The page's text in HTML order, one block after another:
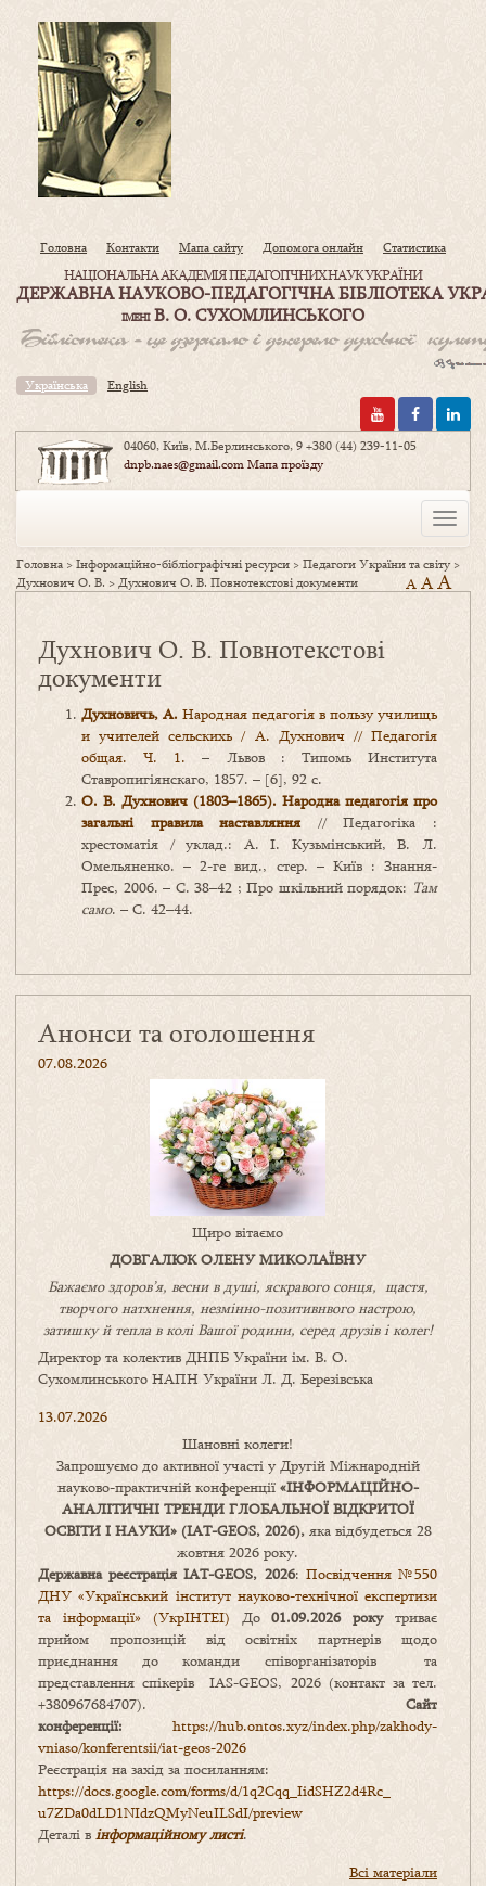
Головна Контакти Мапа сайту Допомога онлайн Статистика
НАЦІОНАЛЬНА АКАДЕМІЯ ПЕДАГОГІЧНИХ НАУК УКРАЇНИ
ДЕРЖАВНА НАУКОВО-ПЕДАГОГІЧНА БІБЛІОТЕКА
ІМЕНІВ. О. СУХОМЛИНСЬКОГО
Українська English
04060, Київ, М.Берлинського, 9+380 (44) 239-11-05
dnpb.naes@gmail.comМапа проїзду
Toggle
Головна >Інформаційно-бібліографічні ресурси >Педагоги України та світу>
Духнович О. В. >Духнович О. В. Повнотекстові документи A AA
Духнович О. В. Повнотекстові
документи
Духновичь, А. Народная педагогія в пользу училищь
и учителей сельскихь / А. Духнович // Педагогія
общая. Ч. 1. – Львов : Типомь Института
Ставропигіянскаго, 1857. – [6], 92 с.
О. В. Духнович (1803–1865). Народна педагогія про
загальні правила наставляння // Педагогіка :
хрестоматія / уклад.: А. І. Кузьмінський, В. Л.
Омельяненко. – 2-ге вид., стер. – Київ : Знання-
Прес, 2006. – С. 38–42 ; Про шкільний порядок: Там
само. – С. 42–44.
Анонси та оголошення
07.08.2026
Щиро вітаємо
ДОВГАЛЮК ОЛЕНУ МИКОЛАЇВНУ
Бажаємо здоров’я, весни в душі, яскравого сонця, щастя,
творчого натхнення, незмінно-позитивнвого настрою,
затишкуйтепла в коліВашоїродини, серед друзів і колег!
Директор та колектив ДНПБ України ім. В. О.
Сухомлинського НАПН України Л. Д. Березівська
13.07.2026
Шановні колеги!
Запрошуємо до активної участі у Другій Міжнародній
науково-практичній конференції «ІНФОРМАЦІЙНО-
АНАЛІТИЧНІ ТРЕНДИ ГЛОБАЛЬНОЇ ВІДКРИТОЇ
ОСВІТИ І НАУКИ» (IAT-GEOS, 2026),яка відбудеться 28
жовтня 2026 року.
Державна реєстрація IAT-GEOS, 2026: Посвідчення №550
ДНУ «Український інститут науково-технічної експертизи
та інформації» (УкрІНТЕІ) До01.09.2026 рокутриває
прийом пропозицій від освітніх партнерів щодо
приєднання до команди співорганізаторів та
представлення спікерів IAS-GEOS, 2026 (контакт за тел.
+380967684707). Сайт
конференції: https://hub.ontos.xyz/index.php/zakhody-
vniaso/konferentsii/iat-geos-2026
Реєстрація на захід за посиланням:
https://docs.google.com/forms/d/1q2Cqq_IidSHZ2d4Rc_
u7ZDa0dLD1NIdzQMyNeuILSdI/preview
Деталі в інформаційному листі.
Всі матеріали